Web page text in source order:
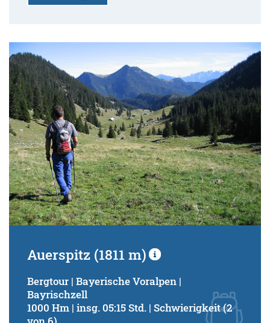
Auerspitz (1811 m)
Bergtour | Bayerische Voralpen |
Bayrischzell
1000 Hm | insg. 05:15 Std. | Schwierigkeit (2